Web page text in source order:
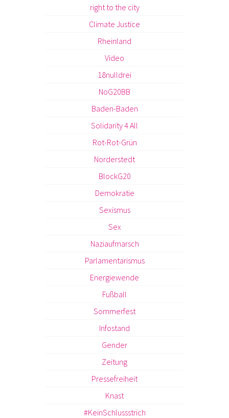
right to the city
Climate Justice
Rheinland
Video
18nulldrei
NoG20BB
Baden-Baden
Solidarity 4 All
Rot-Rot-Grün
Norderstedt
BlockG20
Demokratie
Sexismus
Sex
Naziaufmarsch
Parlamentarismus
Energiewende
Fußball
Sommerfest
Infostand
Gender
Zeitung
Pressefreiheit
Knast
#KeinSchlussstrich